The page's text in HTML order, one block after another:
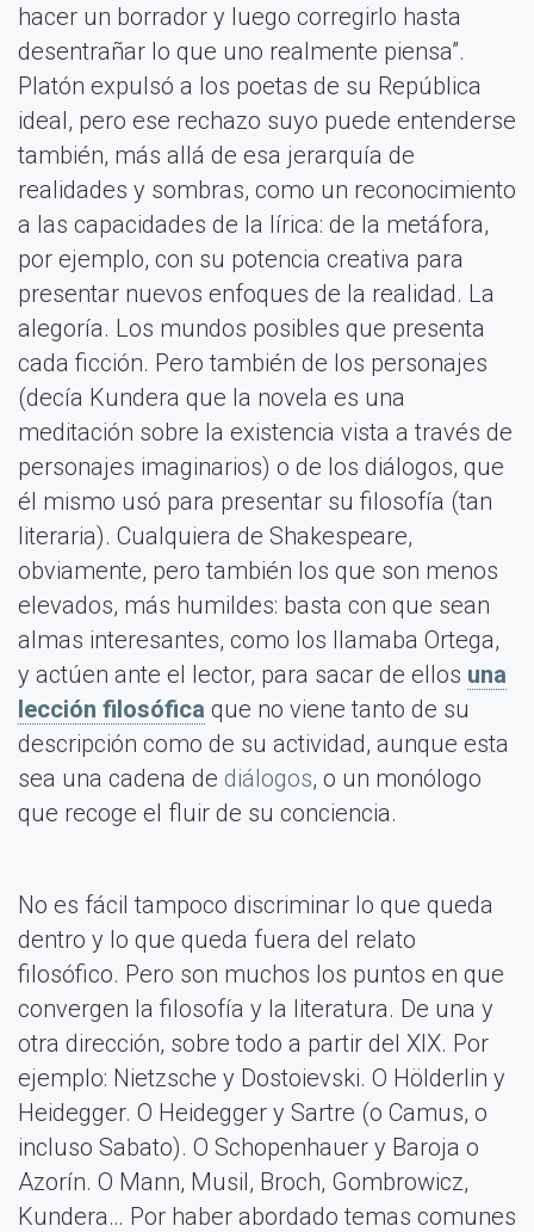
hacer un borrador y luego corregirlo hasta
desentrañar lo que uno realmente piensa”.
Platón expulsó a los poetas de su República
ideal, pero ese rechazo suyo puede entenderse
también, más allá de esa jerarquía de
realidades y sombras, como un reconocimiento
a las capacidades de la lírica: de la metáfora,
por ejemplo, con su potencia creativa para
presentar nuevos enfoques de la realidad. La
alegoría. Los mundos posibles que presenta
cada ficción. Pero también de los personajes
(decía Kundera que la novela es una
meditación sobre la existencia vista a través de
personajes imaginarios) o de los diálogos, que
él mismo usó para presentar su filosofía (tan
literaria). Cualquiera de Shakespeare,
obviamente, pero también los que son menos
elevados, más humildes: basta con que sean
almas interesantes, como los llamaba Ortega,
y actúen ante el lector, para sacar de ellos una
lección filosófica que no viene tanto de su
descripción como de su actividad, aunque esta
sea una cadena de diálogos, o un monólogo
que recoge el fluir de su conciencia.
No es fácil tampoco discriminar lo que queda
dentro y lo que queda fuera del relato
filosófico. Pero son muchos los puntos en que
convergen la filosofía y la literatura. De una y
otra dirección, sobre todo a partir del XIX. Por
ejemplo: Nietzsche y Dostoievski. O Hölderlin y
Heidegger. O Heidegger y Sartre (o Camus, o
incluso Sabato). O Schopenhauer y Baroja o
Azorín. O Mann, Musil, Broch, Gombrowicz,
Kundera… Por haber abordado temas comunes